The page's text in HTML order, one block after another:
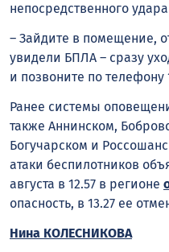
непосредственного
– Зайдите в помещение,
увидели БПЛА – сразу
и позвоните по телефону
Ранее системы
также Аннинском,
Богучарском и
атаки беспилотников
августа в 12.57 в регионе
опасность, в 13.27 ее
Нина КОЛЕСНИКОВА